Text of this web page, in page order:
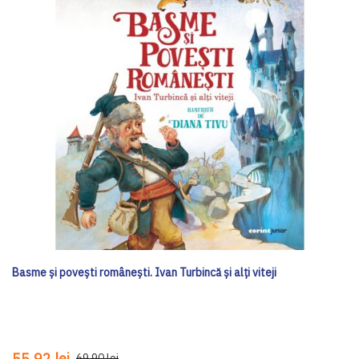
Basme și povești românești. Ivan Turbincă și alți viteji